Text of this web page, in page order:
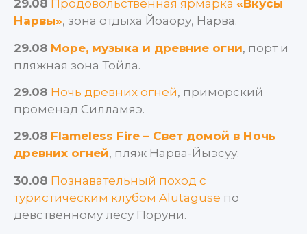
29.08 Продовольственная ярмарка «Вкусы
Нарвы», зона отдыха Йоаору, Нарва.
29.08 Море, музыка и древние огни, порт и
пляжная зона Тойла.
29.08 Ночь древних огней, приморский
променад Силламяэ.
29.08 Flameless Fire – Свет домой в Ночь
древних огней, пляж Нарва-Йыэсуу.
30.08 Познавательный поход с
туристическим клубом Alutaguse по
девственному лесу Поруни.